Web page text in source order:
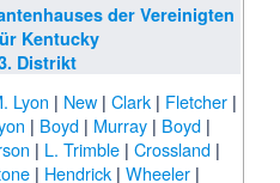
der Vereinigten
Kentucky
Distrikt
Lyon | New |Clark | Fletcher |
| Boyd| Murray| Boyd|
| L. Trimble| Crossland|
| Hendrick |Wheeler |